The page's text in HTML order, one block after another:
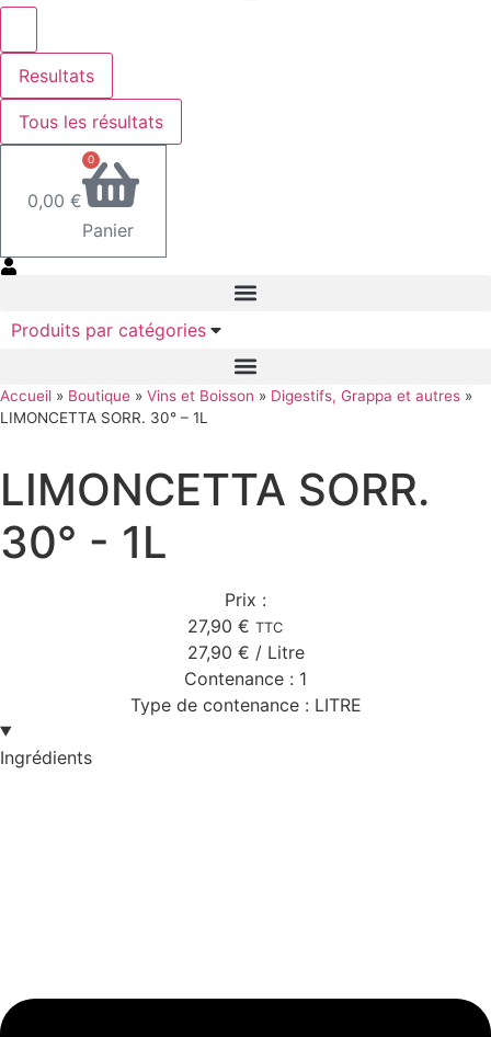
Resultats
Tous les résultats
0,00 €
0
Panier
Produits par catégories
Accueil » Boutique » Vins et Boisson » Digestifs, Grappa et autres »
LIMONCETTA SORR. 30° – 1L
LIMONCETTA SORR.
30° - 1L
Prix :
27,90 € TTC
27,90 € / Litre
Contenance : 1
Type de contenance : LITRE
Ingrédients